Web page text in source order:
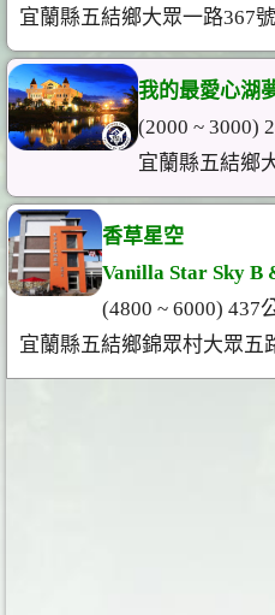
宜蘭縣五結鄉大眾一路367號
我的最愛心湖
(2000 ~ 3000)
宜蘭縣五結鄉
香草星空
Vanilla Star Sky B
(4800 ~ 6000) 437
宜蘭縣五結鄉錦眾村大眾五